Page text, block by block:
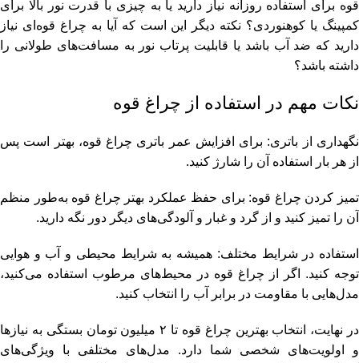
قوه برای استفاده روزانه نیاز دارید یا به چیزی با قدرت نور بالا برای
کمپینگ یا کوهنوردی؟ نکته دیگر این است که آیا به چراغ قوه‌ای نیاز
دارید که ضد آب باشد یا قابلیت پرتاب نور به مسافت‌های طولانی را
داشته باشد؟
نکات مهم در استفاده از چراغ قوه
نگهداری از باتری: برای افزایش عمر باتری چراغ قوه، بهتر است پس
از هر بار استفاده آن را شارژ کنید.
تمیز کردن چراغ قوه: برای حفظ عملکرد بهتر چراغ قوه به‌طور منظم
آن را تمیز کنید و از گرد و غبار و آلودگی‌های دیگر دور نگه دارید.
استفاده در شرایط مختلف: همیشه به شرایط محیطی و آب و هوایی
توجه کنید. اگر از چراغ قوه در محیط‌های مرطوب استفاده می‌کنید،
مدل‌هایی با مقاومت در برابر آب را انتخاب کنید.
در نهایت، انتخاب بهترین چراغ قوه تا ۲ میلیون تومان بستگی به نیازها
و اولویت‌های شخصی شما دارد. مدل‌های مختلفی با ویژگی‌های